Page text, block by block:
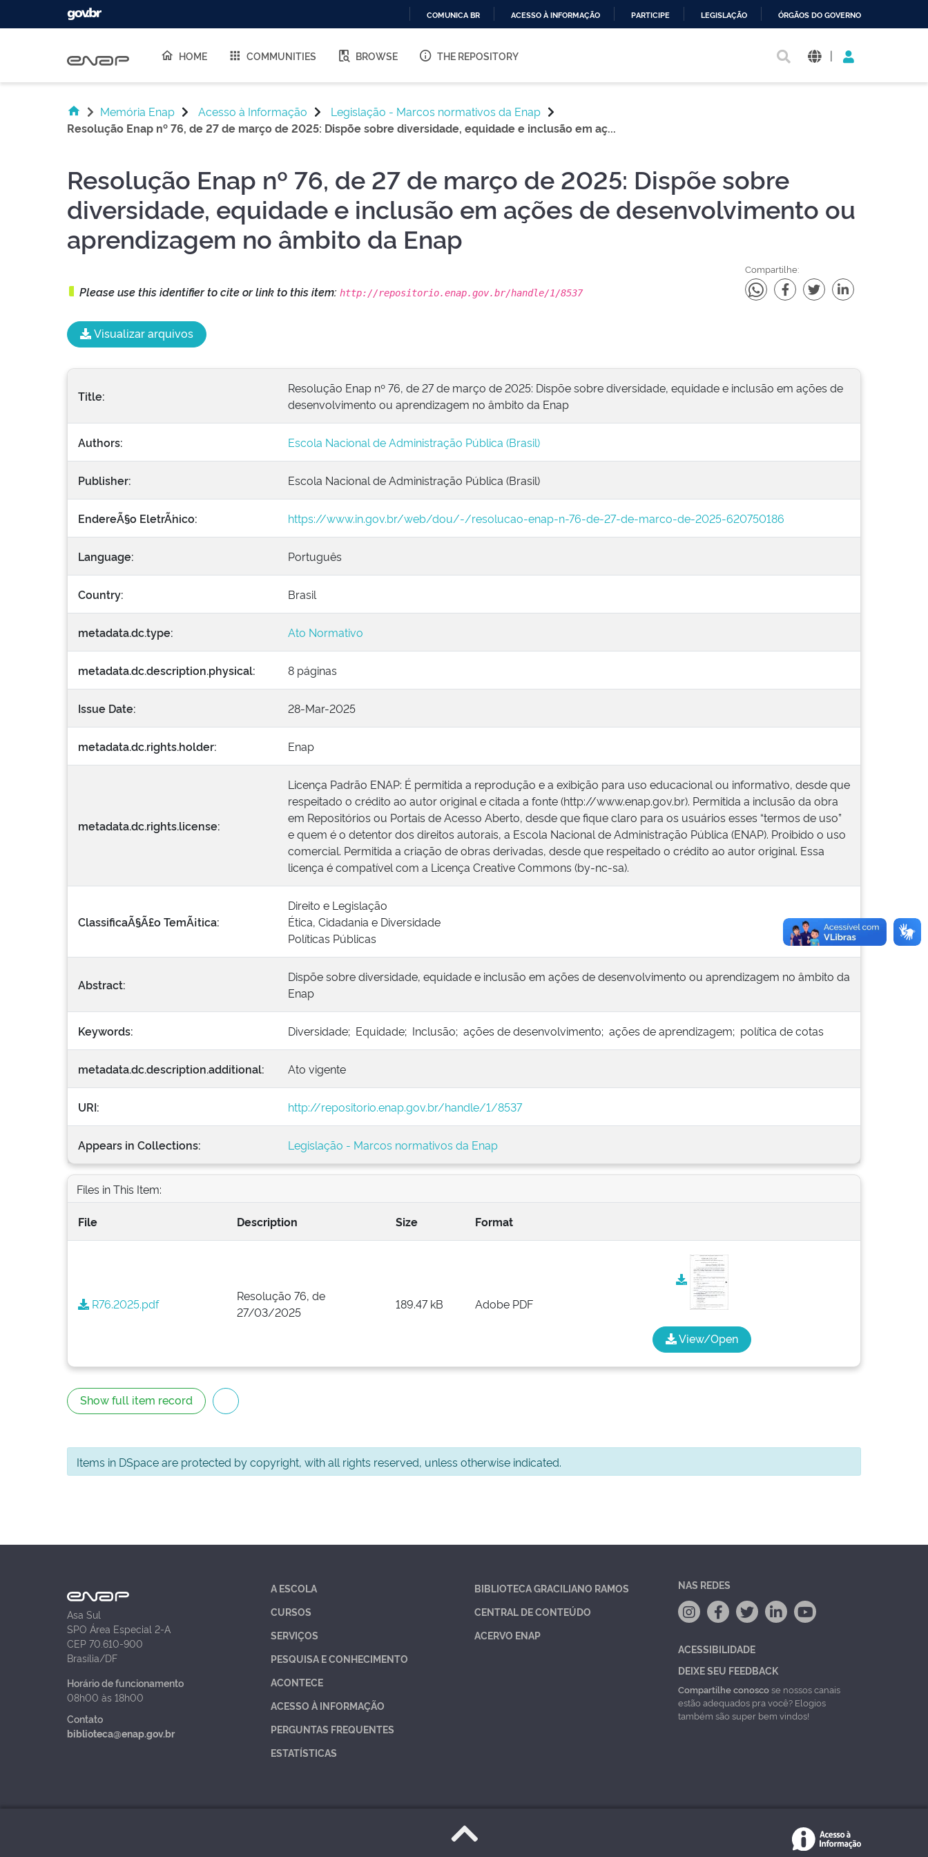
O
COMUNICA BR ACESSO À INFORMAÇÃO PARTICIPE LEGISLAÇÃO ÓRGÃOS DO GOVERNO
HOME COMMUNITIES BROWSE THE REPOSITORY |
Memória Enap Acesso à Informação
Legislação - Marcos normativos da Enap
Resolução Enap nº 76, de 27 de março de 2025: Dispõe sobre diversidade, equidade e inclusão em aç...
Resolução Enap nº 76, de 27 de março de 2025: Dispõe sobre
diversidade, equidade e inclusão em ações de desenvolvimento ou
aprendizagem no âmbito da Enap
Please use this identifier to cite or link to this item: http://repositorio.enap.gov.br/handle/1/8537
Compartilhe:
Visualizar arquivos
Title:
Resolução Enap nº 76, de 27 de março de 2025: Dispõe sobre diversidade, equidade e inclusão em ações de
desenvolvimento ou aprendizagem no âmbito da Enap
Authors: Escola Nacional de Administração Pública (Brasil)
Publisher: Escola Nacional de Administração Pública (Brasil)
EndereÃ§o EletrÃ´nico: https://www.in.gov.br/web/dou/-/resolucao-enap-n-76-de-27-de-marco-de-2025-620750186
Language: Português
Country: Brasil
metadata.dc.type: Ato Normativo
metadata.dc.description.physical: 8 páginas
Issue Date: 28-Mar-2025
metadata.dc.rights.holder: Enap
metadata.dc.rights.license:
Licença Padrão ENAP: É permitida a reprodução e a exibição para uso educacional ou informativo, desde que
respeitado o crédito ao autor original e citada a fonte (http://www.enap.gov.br). Permitida a inclusão da obra
em Repositórios ou Portais de Acesso Aberto, desde que fique claro para os usuários esses “termos de uso”
e quem é o detentor dos direitos autorais, a Escola Nacional de Administração Pública (ENAP). Proibido o uso
comercial. Permitida a criação de obras derivadas, desde que respeitado o crédito ao autor original. Essa
licença é compatível com a Licença Creative Commons (by-nc-sa).
ClassificaÃ§Ã£o TemÃ¡tica:
Direito e Legislação
Ética, Cidadania e Diversidade
Políticas Públicas
Abstract:
Dispõe sobre diversidade, equidade e inclusão em ações de desenvolvimento ou aprendizagem no âmbito da
Enap
Keywords: Diversidade; Equidade; Inclusão; ações de desenvolvimento; ações de aprendizagem; política de cotas
metadata.dc.description.additional: Ato vigente
URI: http://repositorio.enap.gov.br/handle/1/8537
Appears in Collections: Legislação - Marcos normativos da Enap
Files in This Item:
File Description Size Format
R76.2025.pdf
Resolução 76, de
27/03/2025
189.47 kB Adobe PDF
View/Open
Show full item record
Items in DSpace are protected by copyright, with all rights reserved, unless otherwise indicated.
Asa Sul
SPO Área Especial 2-A
CEP 70.610-900
Brasília/DF
Horário de funcionamento
08h00 às 18h00
Contato
biblioteca@enap.gov.br
A ESCOLA
CURSOS
SERVIÇOS
PESQUISA E CONHECIMENTO
ACONTECE
ACESSO À INFORMAÇÃO
PERGUNTAS FREQUENTES
ESTATÍSTICAS
BIBLIOTECA GRACILIANO RAMOS
CENTRAL DE CONTEÚDO
ACERVO ENAP
NAS REDES
ACESSIBILIDADE
DEIXE SEU FEEDBACK
Compartilhe conoscose nossos canais
estão adequados pra você? Elogios
também são super bem vindos!